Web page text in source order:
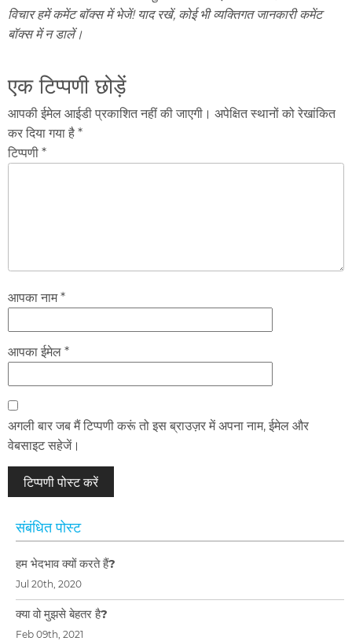
विचार हमें कमेंट बॉक्स में भेजें! याद रखें, कोई भी व्यक्तिगत जानकारी कमेंट
बॉक्स में न डालें।
एक टिप्पणी छोड़ें
आपकी ईमेल आईडी प्रकाशित नहीं की जाएगी। अपेक्षित स्थानों को रेखांकित
कर दिया गया है *
टिप्पणी *
आपका नाम *
आपका ईमेल *
अगली बार जब मैं टिप्पणी करूं तो इस ब्राउज़र में अपना नाम, ईमेल और
वेबसाइट सहेजें।
संबंधित पोस्ट
हम भेदभाव क्यों करते हैं?
Jul 20th, 2020
क्या वो मुझसे बेहतर है?
Feb 09th, 2021